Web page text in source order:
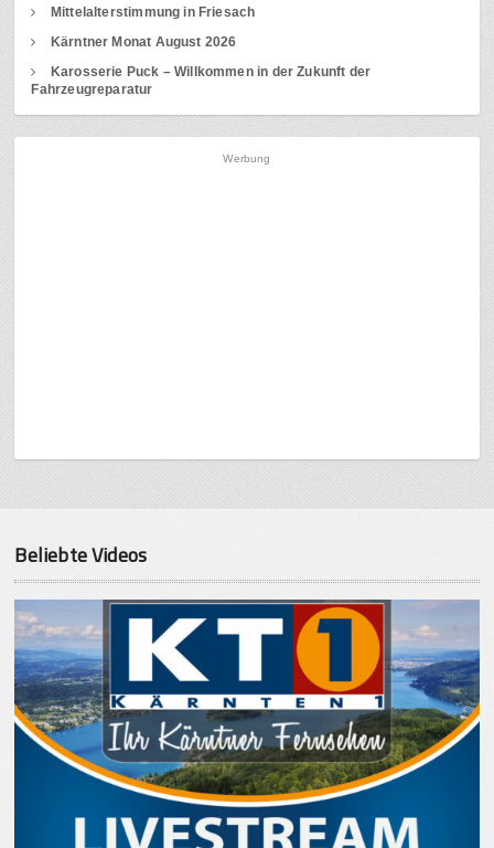
Mittelalterstimmung in Friesach
Kärntner Monat August 2026
Karosserie Puck – Willkommen in der Zukunft der
Fahrzeugreparatur
Werbung
Beliebte Videos